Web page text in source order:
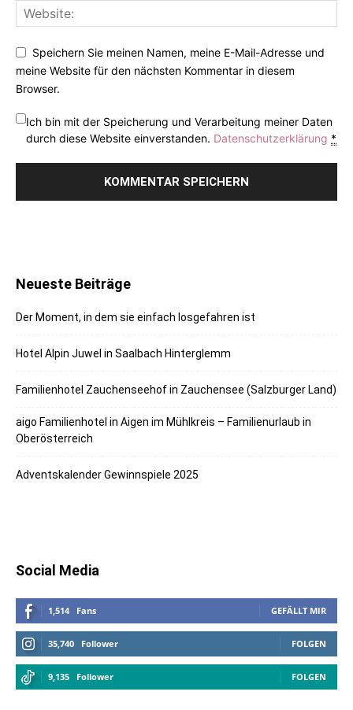
Speichern Sie meinen Namen, meine E-Mail-Adresse und
meine Website für den nächsten Kommentar in diesem
Browser.
Ich bin mit der Speicherung und Verarbeitung meiner Daten
durch diese Website einverstanden. Datenschutzerklärung *
Neueste Beiträge
Der Moment, in dem sie einfach losgefahren ist
Hotel Alpin Juwel in Saalbach Hinterglemm
Familienhotel Zauchenseehof in Zauchensee (Salzburger Land)
aigo Familienhotel in Aigen im Mühlkreis – Familienurlaub in
Oberösterreich
Adventskalender Gewinnspiele 2025
Social Media
1,514 Fans GEFÄLLT MIR
35,740 Follower FOLGEN
9,135 Follower FOLGEN